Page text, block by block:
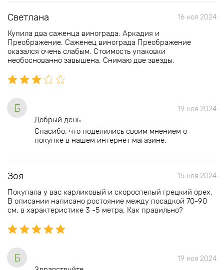
Светлана 16 ноя 2024
Купила два саженца винограда: Аркадия и
Преображение. Саженец винограда Преображение
оказался очень слабым. Стоимость упаковки
необоснованно завышена. Снимаю две звезды.
Б 19 ноя 2024
Добрый день.
Спасибо, что поделились своим мнением о
покупке в нашем интернет магазине.
Зоя 15 ноя 2024
Покупала у вас карликовый и скороспелый грецкий орех.
В описании написано ростояние между посадкой 70-90
см, в характеристике 3 -5 метра. Как правильно?
Б 19 ноя 2024